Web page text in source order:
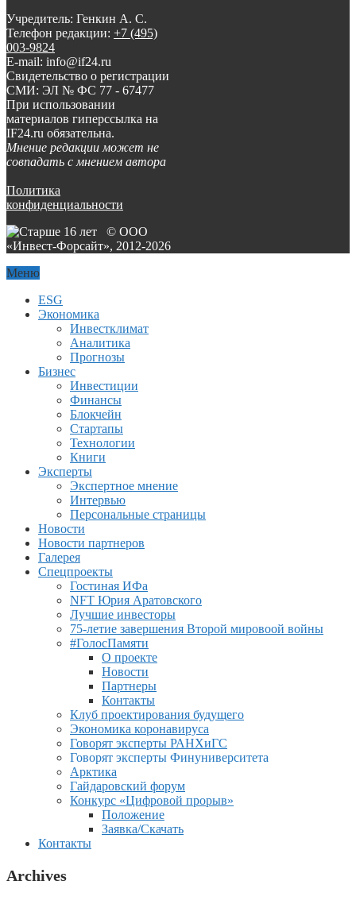
Учредитель: Генкин А. С.
Телефон редакции: +7 (495)
003-9824
E-mail: info@if24.ru
Свидетельство о регистрации
СМИ: ЭЛ № ФС 77 - 67477
При использовании
материалов гиперссылка на
IF24.ru обязательна.
Мнение редакции может не
совпадать с мнением автора
Политика
конфиденциальности
© ООО
«Инвест-Форсайт», 2012-2026
Меню
ESG
Экономика
Инвестклимат
Аналитика
Прогнозы
Бизнес
Инвестиции
Финансы
Блокчейн
Стартапы
Технологии
Книги
Эксперты
Экспертное мнение
Интервью
Персональные страницы
Новости
Новости партнеров
Галерея
Спецпроекты
Гостиная ИФа
NFT Юрия Аратовского
Лучшие инвесторы
75-летие завершения Второй мировоой войны
#ГолосПамяти
О проекте
Новости
Партнеры
Контакты
Клуб проектирования будущего
Экономика коронавируса
Говорят эксперты РАНХиГС
Говорят эксперты Финуниверситета
Арктика
Гайдаровский форум
Конкурс «Цифровой прорыв»
Положение
Заявка/Скачать
Контакты
Archives